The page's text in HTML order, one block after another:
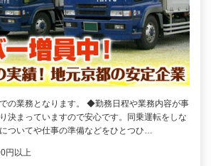
の業務となります。 ◆勤務日程や業務内容が事
決まっていますので安心です。同乗運転をしな
ついてや仕事の準備などをひとつひ…
円以上